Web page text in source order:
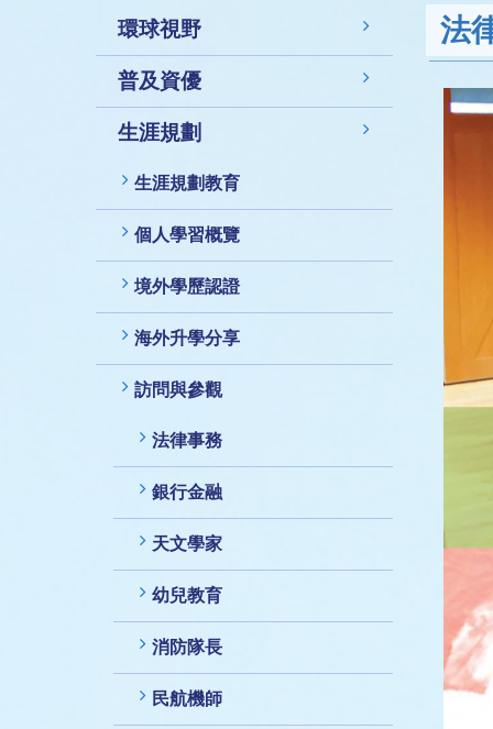
環球視野
普及資優
生涯規劃
生涯規劃教育
個人學習概覽
境外學歷認證
海外升學分享
訪問與參觀
法律事務
銀行金融
天文學家
幼兒教育
消防隊長
民航機師
法